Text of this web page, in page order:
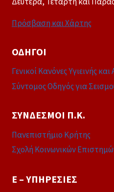
Πρόσβαση και Χάρτης
ΟΔΗΓΟΊ
Γενικοί Κανόνες Υγιεινής
Σύντομος Οδηγός για
ΣΎΝΔΕΣΜΟΙ Π.Κ.
Πανεπιστήμιο Κρήτης
Σχολή Κοινωνικών
E – ΥΠΗΡΕΣΊΕΣ